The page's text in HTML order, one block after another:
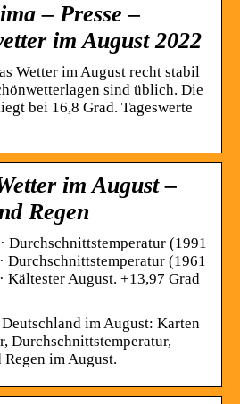
– Presse –
im August 2022
Wetter im August recht stabil
sind üblich. Die
bei 16,8 Grad. Tageswerte
im August –
Regen
Durchschnittstemperatur (1991
Durchschnittstemperatur (1961
Kältester August. +13,97 Grad
im August: Karten
Durchschnittstemperatur,
im August.